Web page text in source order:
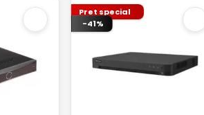
Pret special
-41%